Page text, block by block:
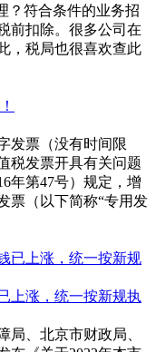
？符合条件的业务招
前扣除。很多公司在
，税局也很喜欢查此
发票（没有时间限
税发票开具有关问题
年第47号）规定，增
票（以下简称“专用发
上涨，统一按新规执
局、北京市财政局、